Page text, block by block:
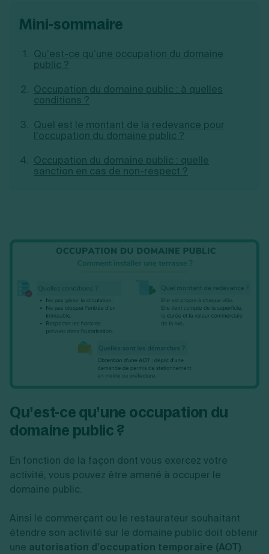
Je suis autonome
comptable LS Compta
Création de SASU
Création de SAS
Création de SCI
Aides à la création d’entreprise
Ouverture compte pro
Création d'entreprise
mini-sommaire
Qu’est-ce qu’une occupation du domaine
public ?
Occupation du domaine public : à quelles
conditions ?
Quel est le montant de la redevance pour
l’occupation du domaine public ?
Occupation du domaine public : quelle
sanction en cas de non-respect ?
Qu’est-ce qu’une occupation du
domaine public ?
En fonction de la façon dont vous exercez votre
activité, vous pouvez être amené à occuper le
domaine public.
Ainsi le commerçant ou le restaurateur souhaitant
étendre son activité sur le domaine public doit obtenir
une autorisation d’occupation temporaire (AOT).